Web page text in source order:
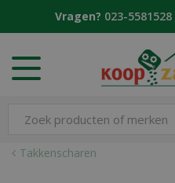
Takkenscharen
Vragen? 023-5581528